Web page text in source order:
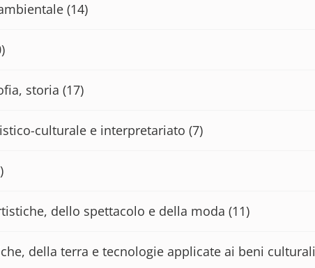
(14)
storia (17)
culturale e interpretariato (7)
dello spettacolo e della moda (11)
della terra e tecnologie applicate ai beni culturali